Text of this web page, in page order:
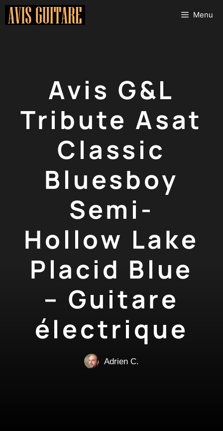
Aller
Menu
Avis G&L
Tribute Asat
Classic
Bluesboy
Semi-
Hollow Lake
Placid Blue
– Guitare
électrique
Adrien C.